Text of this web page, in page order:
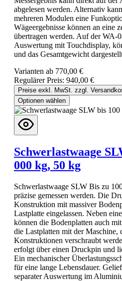
abgelesen werden. Alternativ
mehreren Modulen eine
Wägeergebnisse können an eine
übertragen werden. Auf der WA-
Auswertung mit Touchdisplay,
und das Gesamtgewicht
Varianten ab 770,00 €
Regulärer Preis: 940,00 €
Preise exkl. MwSt. zzgl.
Optionen wählen
Schwerlastwaage
000 kg, 50 kg
Schwerlastwaage SLW Bis zu
präzise gemessen werden. Die
Konstruktion mit massiver
Lastplatte eingelassen. Neben
können die Bodenplatten auch
die Lastplatten mit der Maschine,
Konstruktionen verschraubt
erfolgt über einen Druckpin und
Ein mechanischer
für eine lange Lebensdauer.
separater Auswertung im